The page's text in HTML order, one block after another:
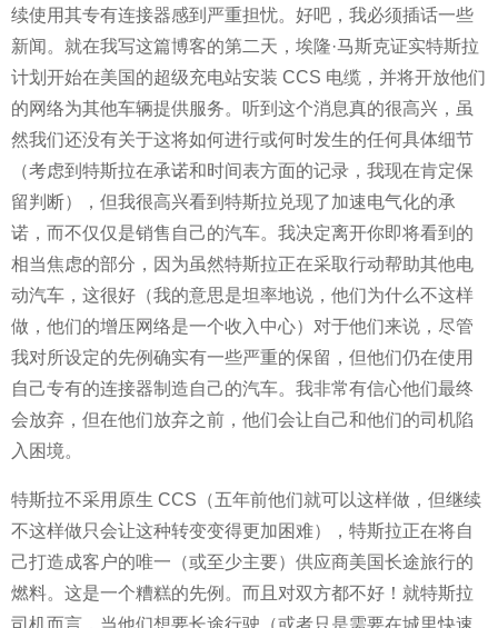
续使用其专有连接器感到严重担忧。好吧，我必须插话一些
新闻。就在我写这篇博客的第二天，埃隆·马斯克证实特斯拉
计划开始在美国的超级充电站安装 CCS 电缆，并将开放他们
的网络为其他车辆提供服务。听到这个消息真的很高兴，虽
然我们还没有关于这将如何进行或何时发生的任何具体细节
（考虑到特斯拉在承诺和时间表方面的记录，我现在肯定保
留判断），但我很高兴看到特斯拉兑现了加速电气化的承
诺，而不仅仅是销售自己的汽车。我决定离开你即将看到的
相当焦虑的部分，因为虽然特斯拉正在采取行动帮助其他电
动汽车，这很好（我的意思是坦率地说，他们为什么不这样
做，他们的增压网络是一个收入中心）对于他们来说，尽管
我对所设定的先例确实有一些严重的保留，但他们仍在使用
自己专有的连接器制造自己的汽车。我非常有信心他们最终
会放弃，但在他们放弃之前，他们会让自己和他们的司机陷
入困境。
特斯拉不采用原生 CCS（五年前他们就可以这样做，但继续
不这样做只会让这种转变变得更加困难），特斯拉正在将自
己打造成客户的唯一（或至少主要）供应商美国长途旅行的
燃料。这是一个糟糕的先例。而且对双方都不好！就特斯拉